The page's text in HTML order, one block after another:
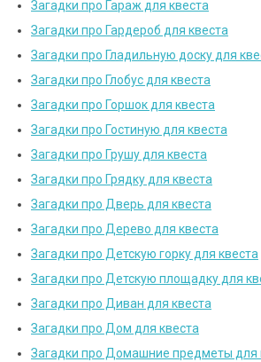
Загадки про Гараж для квеста
Загадки про Гардероб для квеста
Загадки про Гладильную доску для
Загадки про Глобус для квеста
Загадки про Горшок для квеста
Загадки про Гостиную для квеста
Загадки про Грушу для квеста
Загадки про Грядку для квеста
Загадки про Дверь для квеста
Загадки про Дерево для квеста
Загадки про Детскую горку для квеста
Загадки про Детскую площадку для
Загадки про Диван для квеста
Загадки про Дом для квеста
Загадки про Домашние предметы для